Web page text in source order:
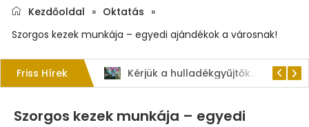
Kezdőoldal » Oktatás »
Szorgos kezek munkája – egyedi ajándékok a városnak!
Friss Hírek Kérjük a hulladékgyűjtők rendeltetésszerű használatát!
Szorgos kezek munkája – egyedi